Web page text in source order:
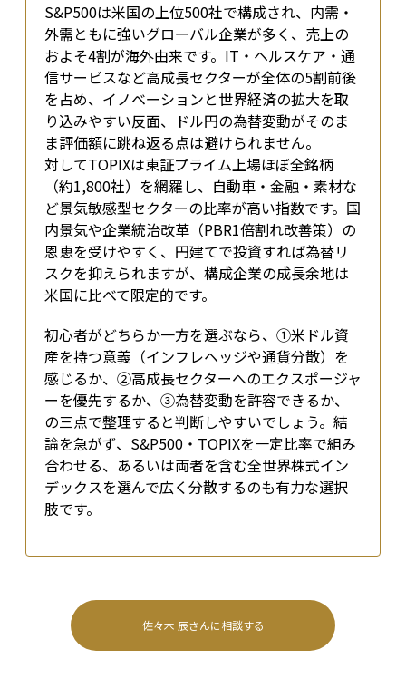
S&P500は米国の上位500社で構成され、内需・
外需ともに強いグローバル企業が多く、売上の
およそ4割が海外由来です。IT・ヘルスケア・通
信サービスなど高成長セクターが全体の5割前後
を占め、イノベーションと世界経済の拡大を取
り込みやすい反面、ドル円の為替変動がそのま
ま評価額に跳ね返る点は避けられません。
対してTOPIXは東証プライム上場ほぼ全銘柄
（約1,800社）を網羅し、自動車・金融・素材な
ど景気敏感型セクターの比率が高い指数です。国
内景気や企業統治改革（PBR1倍割れ改善策）の
恩恵を受けやすく、円建てで投資すれば為替リ
スクを抑えられますが、構成企業の成長余地は
米国に比べて限定的です。
初心者がどちらか一方を選ぶなら、①米ドル資
産を持つ意義（インフレヘッジや通貨分散）を
感じるか、②高成長セクターへのエクスポージャ
ーを優先するか、③為替変動を許容できるか、
の三点で整理すると判断しやすいでしょう。結
論を急がず、S&P500・TOPIXを一定比率で組み
合わせる、あるいは両者を含む全世界株式イン
デックスを選んで広く分散するのも有力な選択
肢です。
佐々木 辰さんに相談する